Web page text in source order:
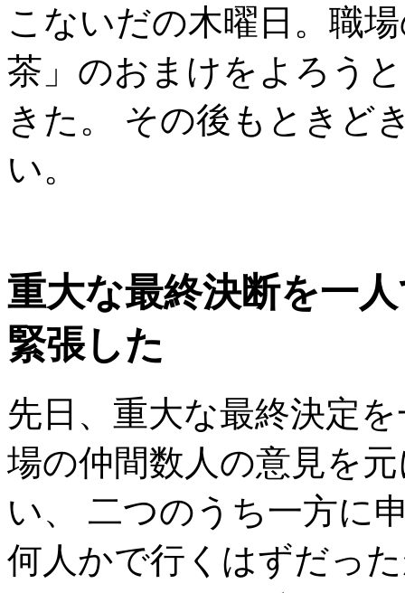
こないだの木曜日。職
茶」のおまけをよろう
きた。 その後もときど
い。
重大な最終決断を一
緊張した
先日、重大な最終決定
場の仲間数人の意見を
い、 二つのうち一方に
何人かで行くはずだっ